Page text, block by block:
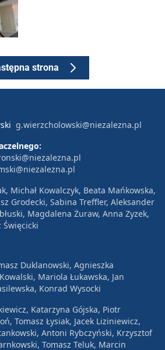
strona
g.wierzcholowski@niezalezna.pl
Michał Kowalczyk, Beata Mańkowska,
Grodecki, Sabina Treffler, Aleksander
Magdalena Żuraw, Anna Zyzek,
Duklanowski, Agnieszka
Mariola Łukawska, Jan
Konrad Wysocki
Katarzyna Gójska, Piotr
Tomasz Łysiak, Jacek Liziniewicz,
Antoni Rybczyński, Krzysztof
Tomasz Teluk, Marcin